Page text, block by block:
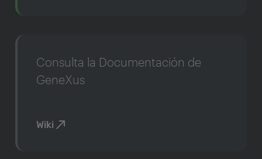
Consulta la Documentación de
GeneXus
Wiki